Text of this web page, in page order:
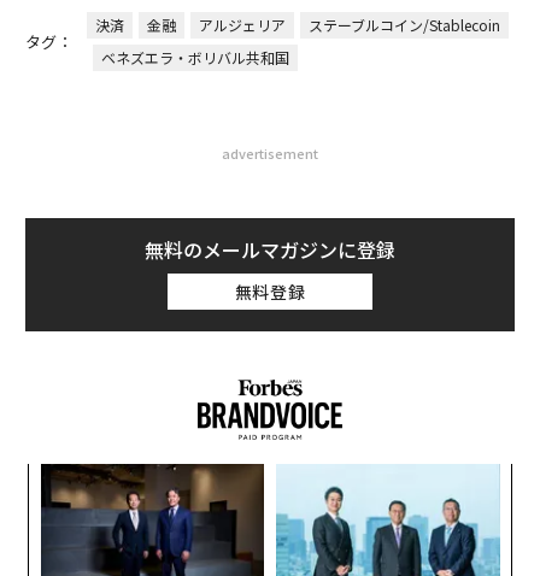
タグ：
決済 金融 アルジェリア
ステーブルコイン/Stablecoin
ベネズエラ・ボリバル共和国
advertisement
無料のメールマガジンに登録
無料登録